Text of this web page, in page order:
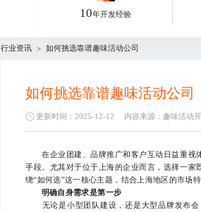
10年开发经验
行业资讯 > 如何挑选靠谱趣味活动公司
如何挑选靠谱趣味活动公司
更新时间：2025-12-12 内容来源： 趣味活动
在企业团建、品牌推广和客户互动日益重视
手段。尤其对于位于上海的企业而言，选择一家
绕“如何选”这一核心主题，结合上海地区的市场
明确自身需求是第一步
无论是小型团队建设，还是大型品牌发布会